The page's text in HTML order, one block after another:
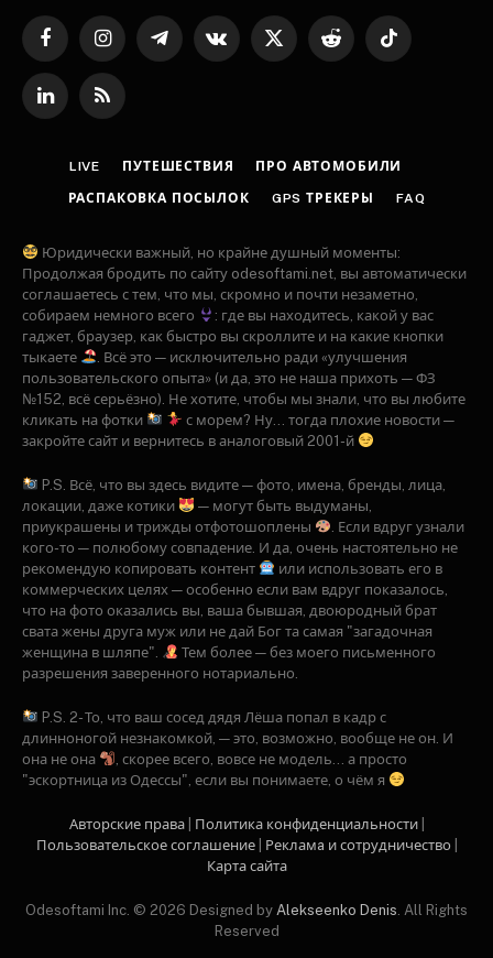
FacebookInstagramTelegramVKontakte
X
Reddit TikTok
LinkedInRSS
LIVE ПУТЕШЕСТВИЯ ПРО АВТОМОБИЛИ
РАСПАКОВКА ПОСЫЛОК GPS ТРЕКЕРЫ FAQ
Юридически важный, но крайне душный моменты:
Продолжая бродить по сайту odesoftami.net, вы автоматически
соглашаетесь с тем, что мы, скромно и почти незаметно,
собираем немного всего
: где вы находитесь, какой у вас
гаджет, браузер, как быстро вы скроллите и на какие кнопки
тыкаете
. Всё это — исключительно ради «улучшения
пользовательского опыта» (и да, это не наша прихоть — ФЗ
№152, всё серьёзно). Не хотите, чтобы мы знали, что вы любите
кликать на фотки
с морем? Ну... тогда плохие новости —
закройте сайт и вернитесь в аналоговый 2001-й
P.S. Всё, что вы здесь видите — фото, имена, бренды, лица,
локации, даже котики
— могут быть выдуманы,
приукрашены и трижды отфотошоплены
. Если вдруг узнали
кого-то — полюбому совпадение. И да, очень настоятельно не
рекомендую копировать контент
или использовать его в
коммерческих целях — особенно если вам вдруг показалось,
что на фото оказались вы, ваша бывшая, двоюродный брат
свата жены друга муж или не дай Бог та самая "загадочная
женщина в шляпе".
Тем более — без моего письменного
разрешения заверенного нотариально.
P.S. 2- То, что ваш сосед дядя Лёша попал в кадр с
длинноногой незнакомкой, — это, возможно, вообще не он. И
она не она
, скорее всего, вовсе не модель… а просто
"эскортница из Одессы", если вы понимаете, о чём я
Авторские права| Политика конфиденциальности|
Пользовательское соглашение| Рекламa и сотрудничество
Карта сайта
Odesoftami Inc. © 2026 Designed by Alekseenko Denis. All Rights
Reserved